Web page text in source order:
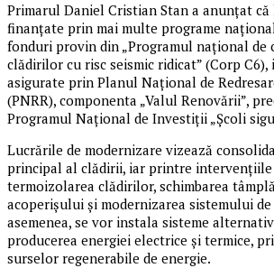
Primarul Daniel Cristian Stan a anunțat
finanțate prin mai multe programe
fonduri provin din „Programul național de
clădirilor cu risc seismic ridicat” (Corp
asigurate prin Planul Național de
(PNRR), componenta „Valul Renovării”,
Programul Național de Investiții „Școli
Lucrările de modernizare vizează
principal al clădirii, iar printre intervențiile
termoizolarea clădirilor, schimbarea
acoperișului și modernizarea sistemului
asemenea, se vor instala sisteme
producerea energiei electrice și termice,
surselor regenerabile de energie.